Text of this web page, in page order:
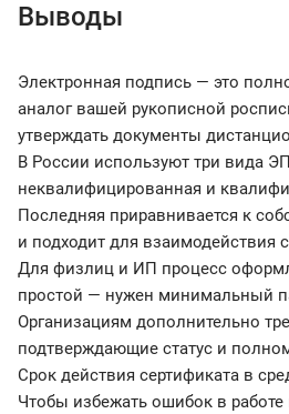
Выводы
Электронная подпись — это
аналог вашей рукописной
утверждать документы
В России используют три вида
неквалифицированная и
Последняя приравнивается к
и подходит для взаимодействия
Для физлиц и ИП процесс
простой — нужен минимальный
Организациям дополнительно
подтверждающие статус и
Срок действия сертификата в
Чтобы избежать ошибок в работе